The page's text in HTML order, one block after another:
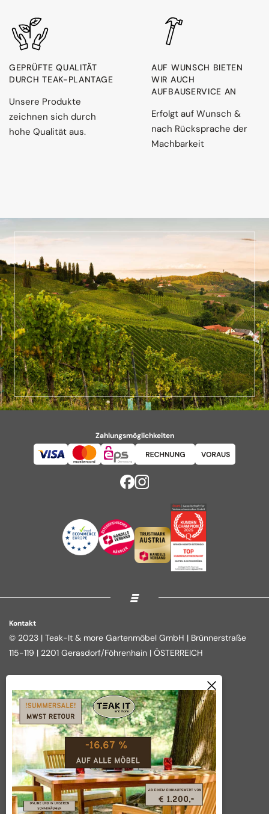
GEPRÜFTE QUALITÄT
DURCH TEAK-PLANTAGE
Unsere Produkte
zeichnen sich durch
hohe Qualität aus.
AUF WUNSCH BIETEN
WIR AUCH
AUFBAUSERVICE AN
Erfolgt auf Wunsch &
nach Rücksprache der
Machbarkeit
Zahlungsmöglichkeiten
Kontakt
© 2023 | Teak-It & more Gartenmöbel GmbH | Brünnerstraße
115-119 | 2201 Gerasdorf/Föhrenhain | ÖSTERREICH
Impressum
Datenschutz
AGB
Widerrufsbelehrung
Vertrag widerrufen
Loungegruppen
Essgruppen
Outdoor Kitchen
Tische
Über das Unternehmen
Wir nehmen Ihre Anliegen ernst!